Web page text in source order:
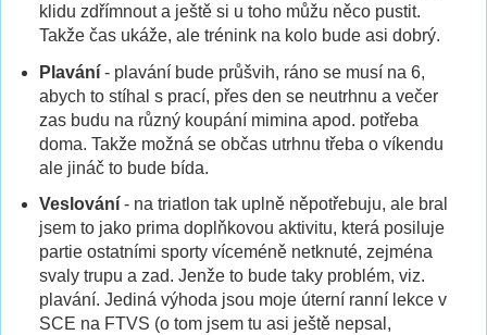
klidu zdřímnout a ještě si u toho můžu něco pustit.
Takže čas ukáže, ale trénink na kolo bude asi dobrý.
Plavání - plavání bude průšvih, ráno se musí na 6,
abych to stíhal s prací, přes den se neutrhnu a večer
zas budu na různý koupání mimina apod. potřeba
doma. Takže možná se občas utrhnu třeba o víkendu
ale jináč to bude bída.
Veslování - na triatlon tak uplně něpotřebuju, ale bral
jsem to jako prima doplňkovou aktivitu, která posiluje
partie ostatními sporty víceméně netknuté, zejména
svaly trupu a zad. Jenže to bude taky problém, viz.
plavání. Jediná výhoda jsou moje úterní ranní lekce v
SCE na FTVS (o tom jsem tu asi ještě nepsal,